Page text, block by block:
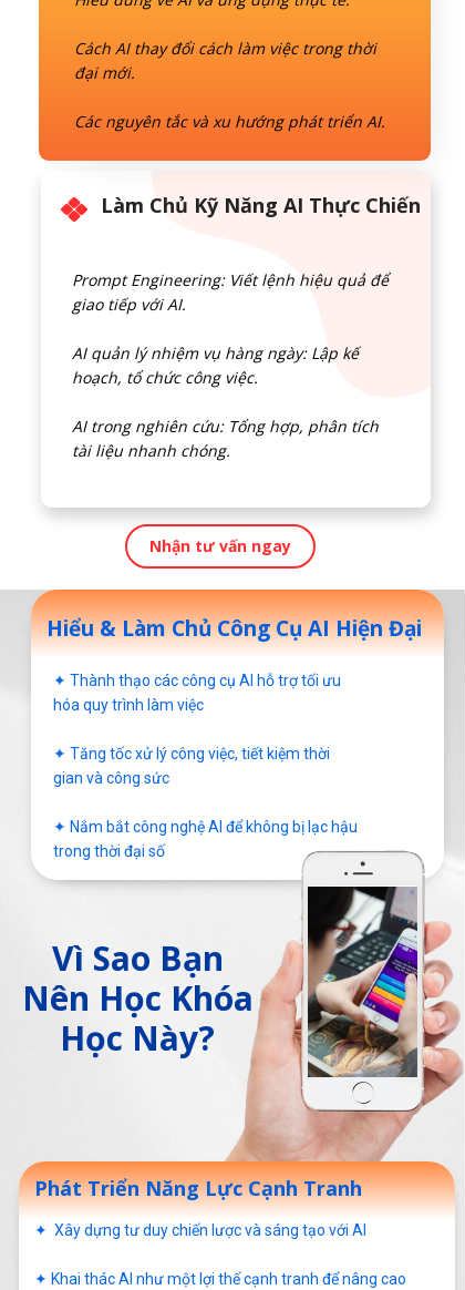
Nhận tư vấn ngay
Làm Chủ Kỹ Năng AI Thực Chiến
Prompt Engineering: Viết lệnh hiệu quả để
giao tiếp với AI.
AI quản lý nhiệm vụ hàng ngày: Lập kế
hoạch, tổ chức công việc.
AI trong nghiên cứu: Tổng hợp, phân tích
tài liệu nhanh chóng.
Cách AI thay đổi cách làm việc trong thời
đại mới.
Các nguyên tắc và xu hướng phát triển AI.
Vì Sao Bạn
Nên Học Khóa
Học Này?
✦ Thành thạo các công cụ AI hỗ trợ tối ưu
hóa quy trình làm việc
✦ Tăng tốc xử lý công việc, tiết kiệm thời
gian và công sức
✦ Nắm bắt công nghệ AI để không bị lạc hậu
trong thời đại số
Hiểu & Làm Chủ Công Cụ AI Hiện Đại
Phát Triển Năng Lực Cạnh Tranh
✦ Xây dựng tư duy chiến lược và sáng tạo với AI
✦ Khai thác AI như một lợi thế cạnh tranh để nâng cao